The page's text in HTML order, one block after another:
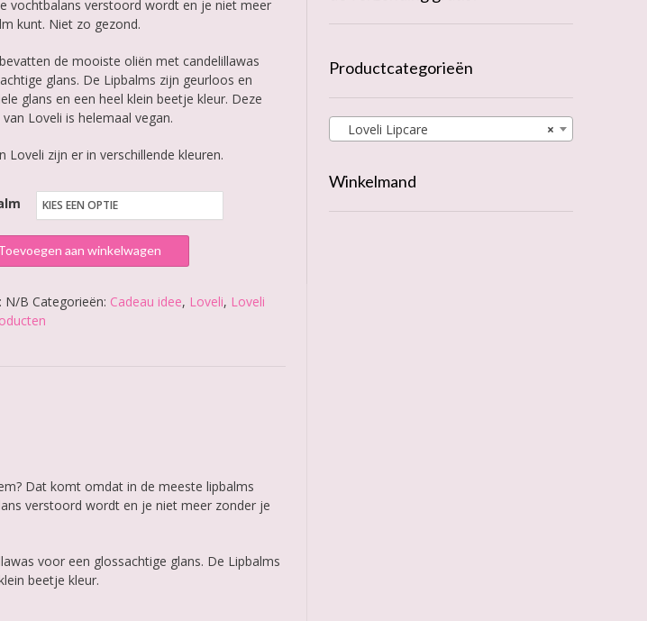
vochtbalans verstoord wordt en je niet meer
kunt. Niet zo gezond.
de mooiste oliën met candelillawas
glans. De Lipbalms zijn geurloos en
glans en een heel klein beetje kleur. Deze
Loveli is helemaal vegan.
Loveli zijn er in verschillende kleuren.
aan winkelwagen
N/B Categorieën: Cadeau idee, Loveli, Loveli
Dat komt omdat in de meeste lipbalms
verstoord wordt en je niet meer zonder je
voor een glossachtige glans. De Lipbalms
beetje kleur.
Productcategorieën
×
Loveli Lipcare
Winkelmand